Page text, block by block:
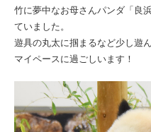
竹に夢中なお母さんパンダ「良
ていました。
遊具の丸太に掴まるなど少し遊
マイペースに過ごしいます！